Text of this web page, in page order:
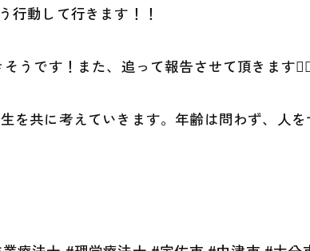
行動して行きます！！
うです！また、追って報告させて頂きます
を共に考えていきます。年齢は問わず、人を